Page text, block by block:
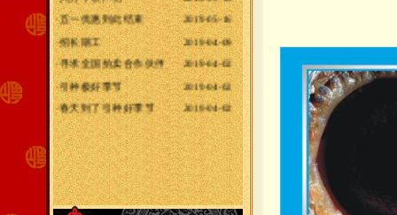
·五一优惠到此结束
2019-05-16
·招长期工
2019-04-09
·寻求全国拍卖合作伙伴
2019-04-02
·引种极好季节
2019-04-02
·春天到了引种好季节 2019-04-02